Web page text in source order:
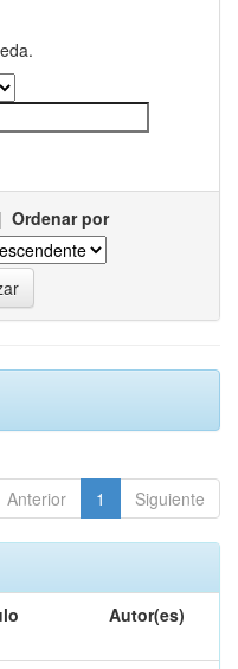
| Ordenar por
Anterior 1 Siguiente
Autor(es)